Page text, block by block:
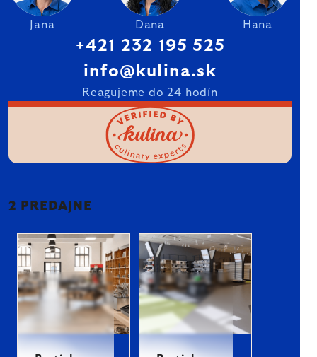
Jana Dana Hana
+421 232 195 525
info@kulina.sk
Reagujeme do 24 hodín
2 PREDAJNE